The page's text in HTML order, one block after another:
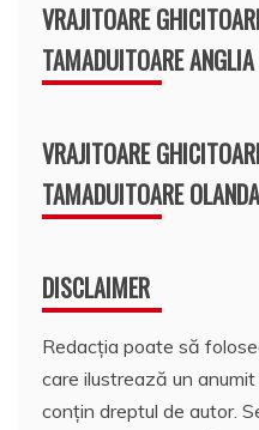
VRAJITOARE
TAMADUITOARE ANGLIA
VRAJITOARE
TAMADUITOARE OLANDA
DISCLAIMER
Redacția poate să
care ilustrează un
conțin dreptul de autor.